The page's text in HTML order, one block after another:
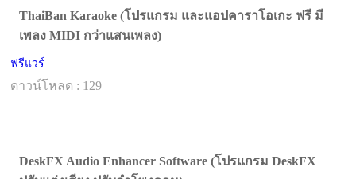
ThaiBan Karaoke (โปรแกรม และแอปคาราโอเกะ ฟรี มี
เพลง MIDI กว่าแสนเพลง)
ฟรีแวร์
ดาวน์โหลด : 129
DeskFX Audio Enhancer Software (โปรแกรม DeskFX